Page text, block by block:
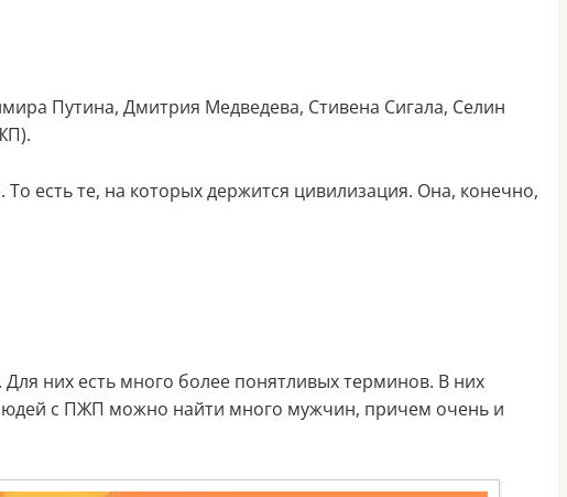
Путина, Дмитрия Медведева, Стивена Сигала, Селин
есть те, на которых держится цивилизация. Она, конечно,
них есть много более понятливых терминов. В них
с ПЖП можно найти много мужчин, причем очень и